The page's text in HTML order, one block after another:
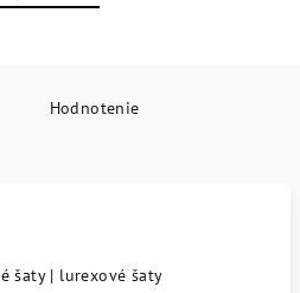
Hodnotenie
šaty | lurexové šaty